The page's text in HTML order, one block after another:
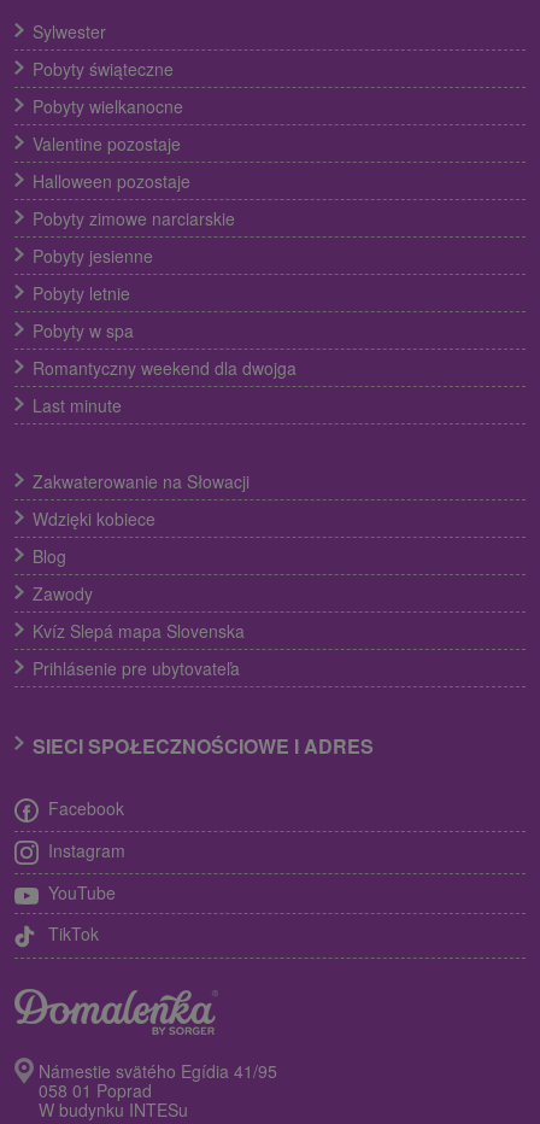
Sylwester
Pobyty świąteczne
Pobyty wielkanocne
Valentine pozostaje
Halloween pozostaje
Pobyty zimowe narciarskie
Pobyty jesienne
Pobyty letnie
Pobyty w spa
Romantyczny weekend dla dwojga
Last minute
Zakwaterowanie na Słowacji
Wdzięki kobiece
Blog
Zawody
Kvíz Slepá mapa Slovenska
Prihlásenie pre ubytovateľa
SIECI SPOŁECZNOŚCIOWE I ADRES
Facebook
Instagram
YouTube
TikTok
Námestie svätého Egídia 41/95
058 01 Poprad
W budynku INTESu